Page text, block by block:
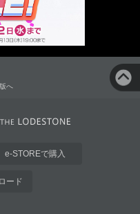
へ
e-STOREで購入
ード